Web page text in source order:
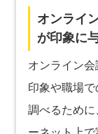
オンライ
が印象に
オンライン
印象や職場
調べるため